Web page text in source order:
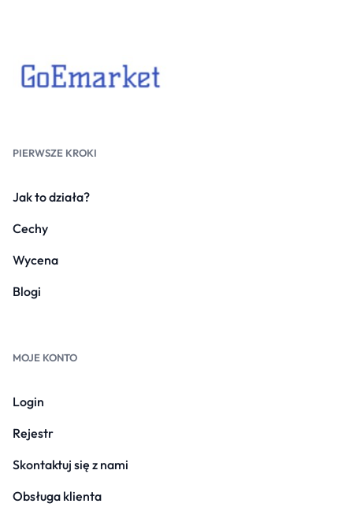
PIERWSZE KROKI
Jak to działa?
Cechy
Wycena
Blogi
MOJE KONTO
Login
Rejestr
Skontaktuj się z nami
Obsługa klienta